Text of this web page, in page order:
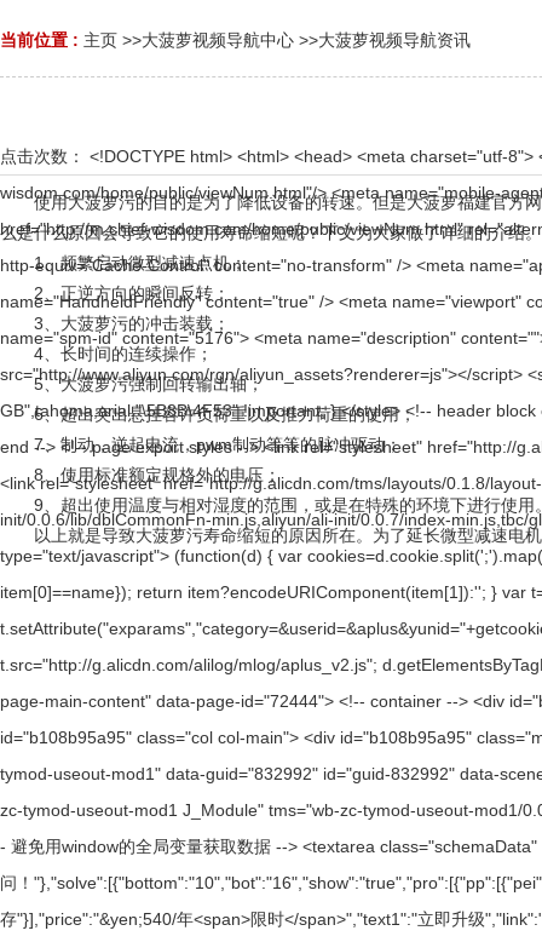
当前位置 : 主页 >>大菠萝视频导航中心 >>大菠萝视频导航资讯
点击次数： <!DOCTYPE html> <html> <head> <meta charset="utf-8"> <title>阿里云万网流量耗尽关停页面</title> <link rel="canonical" href="http://www.chief-wisdom.com/home/public/viewNum.html"/> <meta name="mobile-agent" content="format=[wml|xhtml|html5];url=http://m.chief-wisdom.com/home/public/viewNum.html" /> <link href="http://m.chief-wisdom.com/home/public/viewNum.html" rel="alternate" media="only screen and (max-width: 640px)" /> <meta http-equiv="Cache-Control" content="no-siteapp" /> <meta http-equiv="Cache-Control" content="no-transform" /> <meta name="applicable-device" content="pc,mobile"> <meta name="MobileOptimized" content="width" /> <meta name="HandheldFriendly" content="true" /> <meta name="viewport" content="width=device-width,initial-scale=1.0, minimum-scale=1.0, maximum-scale=1.0, user-scalable=no" /> <meta name="spm-id" content="5176"> <meta name="description" content=""> <meta name="keyword" content=""> <!-- header block start --> <script type="text/javascript" src="http://www.aliyun.com/rgn/aliyun_assets?renderer=js"></script> <style> body, button, input, select, textarea{ font: 12px/1.5 "\5FAE\8F6F\96C5\9ED1","Microsoft Yahei","Hiragino Sans GB",tahoma,arial,"\5B8B\4F53" !important; } </style> <!-- header block end --> <!-- styles start --> <link rel="stylesheet" href="http://g.alicdn.com/tbc/global/0.0.8/index-min.css" /> <!-- stlyes end --> <!-- page export styles --> <link rel="stylesheet" href="http://g.alicdn.com/??ali-mod/wb-zc-tymod-useout-mod1/0.0.8/index.css"> <!-- page export styles end --> <!-- grid style start --> <link rel="stylesheet" href="http://g.alicdn.com/tms/layouts/0.1.8/layout-hangye-pc.css" /> <!-- grid style end --> <!--scripts start --> <script src='http://g.alicdn.com/??aliyun/ali-init/0.0.6/lib/dblCommonFn-min.js,aliyun/ali-init/0.0.7/index-min.js,tbc/global/0.0.8/index-min.js'></script> <!-- scripts end --> </head> <body data-spm='8048640'><script type="text/javascript"> (function(d) { var cookies=d.cookie.split(';').map(function(item){return item.trim().split('=')}); function getcookie(name){ var item=cookies.find(function(item){return item[0]==name}); return item?encodeURIComponent(item[1]):''; } var t=d.createElement("script");t.type="text/javascript";t.async=true;t.id="tb-beacon-aplus"; t.setAttribute("exparams","category=&userid=&aplus&yunid="+getcookie("login_aliyunid")+"&yunpk="+getcookie("login_aliyunid_pk")+"&current_pk="+getcookie("login_current_pk")+"&channel="+getcookie("channel")+"&cps="+getcookie("cps")); t.src="http://g.alicdn.com/alilog/mlog/aplus_v2.js"; d.getElementsByTagName("head")[0].appendChild(t); })(document); </script> <!-- body start --> <div id="b108b95a95" class=" page-layout page-main-content" data-page-id="72444"> <!-- container --> <div id="b108b95a95" class="layout layout-grid-0"> <!--row --> <div id="b108b95a95" class="grid-0"> <!-- col --> <div id="b108b95a95" class="col col-main"> <div id="b108b95a95" class="main-wrap J_Region"> <!--module --> <div id="b108b95a95" data-spm="832992" data-moduleid="0" data-name="wb-zc-tymod-useout-mod1" data-guid="832992" id="guid-832992" data-scene-id="984878" data-scene-version="2" data-hidden="" data-gitgroup="ali-mod" data-ext="" data-engine="tce" class="wb-zc-tymod-useout-mod1 J_Module" tms="wb-zc-tymod-useout-mod1/0.0.8" tms-datakey="tce/984878"> <div id="b108b95a95" class="module-wrap J_tb_lazyload dbl_tms_module_wrap"> <!-- 避免用window的全局变量获取数据 --> <textarea class="schemaData" style="display:none;"> {"moduleinfo":{"solve_count":[{"count_phones":4,"count":4}],"tit":"该网
使用大菠萝污的目的是为了降低设备的转速。但是大菠萝福建官方网
么是什么原因会导致它的使用寿命缩短呢？下文为大家做了详细的介绍。
1、频繁启动微型减速点机；
2、正逆方向的瞬间反转；
3、 大菠萝污的冲击装载；
4、长时间的连续操作；
5、大菠萝污强制回转输出轴；
6、超出突出悬挂容许负荷重以及推力荷重的使用；
7、制动，逆起电流，pwm制动等等的脉冲驱动；
8、使用标准额定规格外的电压；
9、超出使用温度与相对湿度的范围，或是在特殊的环境下进行使用
以上就是导致大菠萝污寿命缩短的原因所在。为了延长微型减速电机